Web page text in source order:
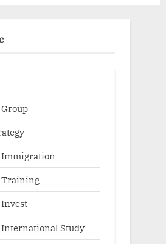
Group
Immigration
Training
Invest
International Study